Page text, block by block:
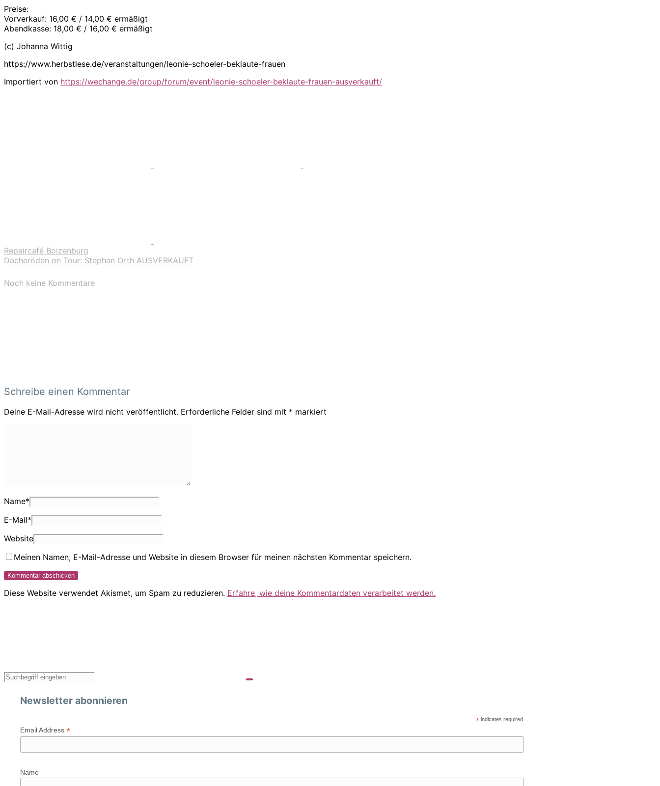
Preise:
Vorverkauf: 16,00 € / 14,00 € ermäßigt
Abendkasse: 18,00 € / 16,00 € ermäßigt
(c) Johanna Wittig
https://www.herbstlese.de/veranstaltungen/leonie-schoeler-beklaute-frauen
Importiert von https://wechange.de/group/forum/event/leonie-schoeler-beklaute-frauen-ausverkauft/
Repaircafé Boizenburg
Dacheröden on Tour: Stephan Orth AUSVERKAUFT
Noch keine Kommentare
Schreibe einen Kommentar
Deine E-Mail-Adresse wird nicht veröffentlicht. Erforderliche Felder sind mit * markiert
Name*
E-Mail*
Website
Meinen Namen, E-Mail-Adresse und Website in diesem Browser für meinen nächsten Kommentar speichern.
Diese Website verwendet Akismet, um Spam zu reduzieren. Erfahre, wie deine Kommentardaten verarbeitet werden.
Newsletter abonnieren
* indicates required
Email Address *
Name